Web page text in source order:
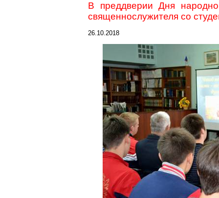
В преддверии Дня
священнослужителя со
26.10.2018